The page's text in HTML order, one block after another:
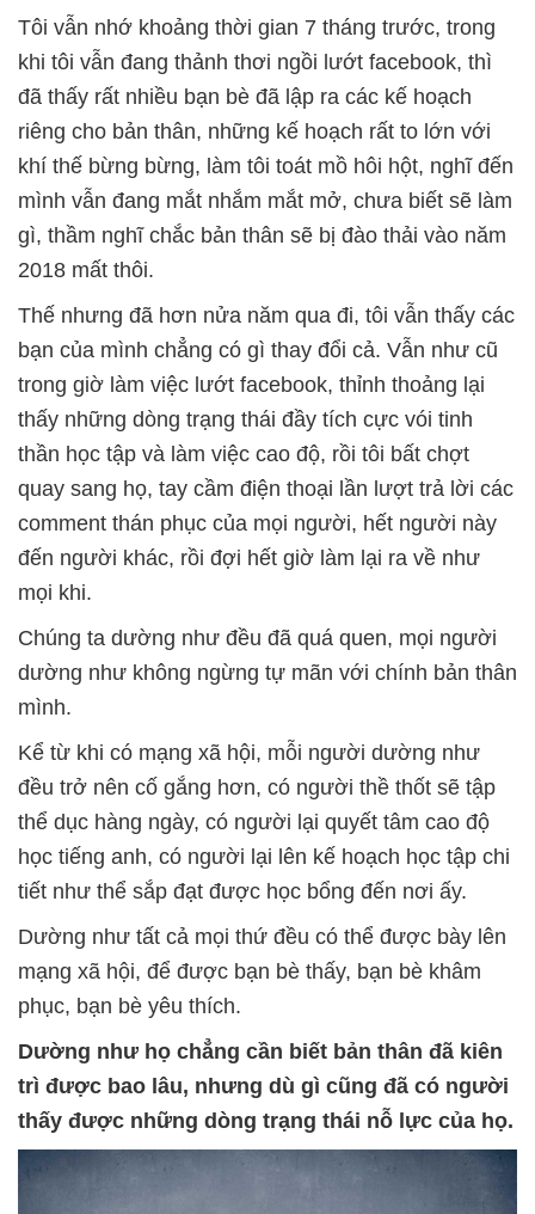
Tôi vẫn nhớ khoảng thời gian 7 tháng trước, trong
khi tôi vẫn đang thảnh thơi ngồi lướt facebook, thì
đã thấy rất nhiều bạn bè đã lập ra các kế hoạch
riêng cho bản thân, những kế hoạch rất to lớn với
khí thế bừng bừng, làm tôi toát mồ hôi hột, nghĩ đến
mình vẫn đang mắt nhắm mắt mở, chưa biết sẽ làm
gì, thầm nghĩ chắc bản thân sẽ bị đào thải vào năm
2018 mất thôi.
Thế nhưng đã hơn nửa năm qua đi, tôi vẫn thấy các
bạn của mình chẳng có gì thay đổi cả. Vẫn như cũ
trong giờ làm việc lướt facebook, thỉnh thoảng lại
thấy những dòng trạng thái đầy tích cực vói tinh
thần học tập và làm việc cao độ, rồi tôi bất chợt
quay sang họ, tay cầm điện thoại lần lượt trả lời các
comment thán phục của mọi người, hết người này
đến người khác, rồi đợi hết giờ làm lại ra về như
mọi khi.
Chúng ta dường như đều đã quá quen, mọi người
dường như không ngừng tự mãn với chính bản thân
mình.
Kể từ khi có mạng xã hội, mỗi người dường như
đều trở nên cố gắng hơn, có người thề thốt sẽ tập
thể dục hàng ngày, có người lại quyết tâm cao độ
học tiếng anh, có người lại lên kế hoạch học tập chi
tiết như thể sắp đạt được học bổng đến nơi ấy.
Dường như tất cả mọi thứ đều có thể được bày lên
mạng xã hội, để được bạn bè thấy, bạn bè khâm
phục, bạn bè yêu thích.
Dường như họ chẳng cần biết bản thân đã kiên
trì được bao lâu, nhưng dù gì cũng đã có người
thấy được những dòng trạng thái nỗ lực của họ.